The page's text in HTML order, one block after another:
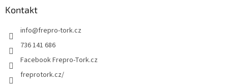
Kontakt
info@frepro-tork.cz
736 141 686
Facebook Frepro-Tork.cz
freprotork.cz/